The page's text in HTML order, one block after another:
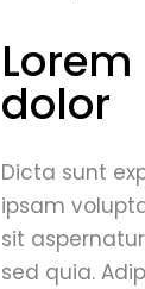
dolor
Dicta sunt
ipsam
sit
sed quia.